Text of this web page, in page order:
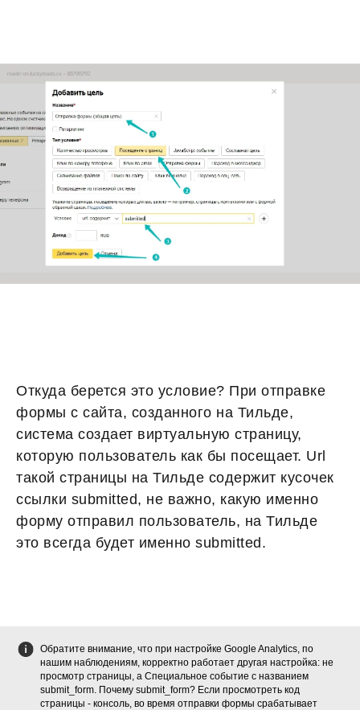
Откуда берется это условие? При отправке
формы с сайта, созданного на Тильде,
система создает виртуальную страницу,
которую пользователь как бы посещает. Url
такой страницы на Тильде содержит кусочек
ссылки submitted, не важно, какую именно
форму отправил пользователь, на Тильде
это всегда будет именно submitted.
Обратите внимание, что при настройке Google Analytics, по
нашим наблюдениям, корректно работает другая настройка: не
просмотр страницы, а Специальное событие с названием
submit_form. Почему submit_form? Если просмотреть код
страницы - консоль, во время отправки формы срабатывает